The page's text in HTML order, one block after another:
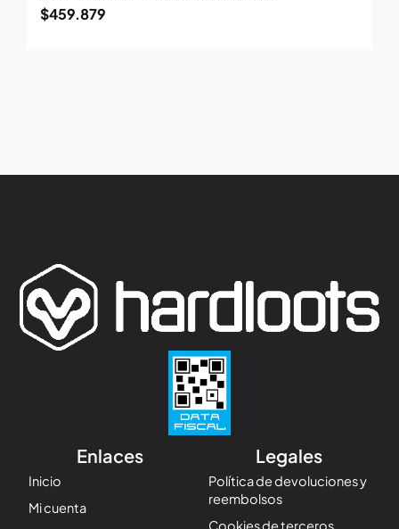
$459.879
Enlaces
Inicio
Mi cuenta
Legales
Política de devoluciones y
reembolsos